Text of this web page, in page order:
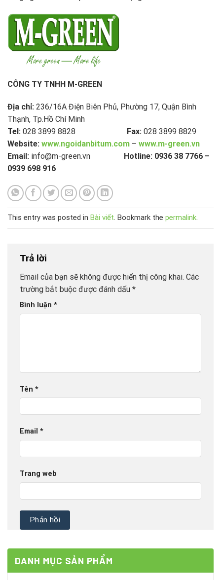
DANH MỤC SẢN PHẨM
CÔNG TY TNHH M-GREEN
Địa chỉ: 236/16A Điện Biên Phủ, Phường 17, Quận Bình
Thạnh, Tp.Hồ Chí Minh
Tel: 028 3899 8828 Fax: 028 3899 8829
Website: www.ngoidanbitum.com – www.m-green.vn
Email: info@m-green.vn Hotline: 0936 38 7766 –
0939 698 916
This entry was posted in Bài viết. Bookmark the permalink.
Trả lời
Email của bạn sẽ không được hiển thị công khai. Các
trường bắt buộc được đánh dấu *
Bình luận *
Tên *
Email *
Trang web